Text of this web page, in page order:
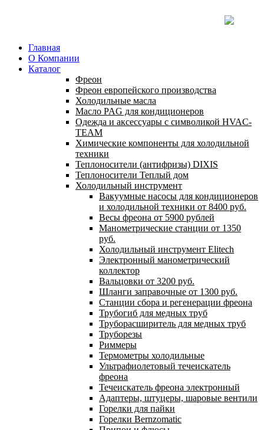
Главная
О Компании
Каталог
Фреон
Фреон европейского производства
Холодильные масла
Масло PAG для кондиционеров
Одежда и аксессуары с символикой HVAC-
TEAM
Химические компоненты для холодильной
техники
Теплоносители (антифризы) DIXIS
Теплоносители Теплый дом
Холодильный инструмент
Вакуумные насосы для кондиционеров
и холодильной техники от 8400 руб.
Весы фреона от 5900 рублей
Манометрические станции от 1350
руб.
Холодильный инструмент Elitech
Электронный манометрический
коллектор
Вальцовки от 3200 руб.
Шланги заправочные от 1300 руб.
Станции сбора и регенерации фреона
Трубогиб для медных труб
Труборасширитель для медных труб
Труборезы
Риммеры
Термометры холодильные
Ультрафиолетовый течеискатель
фреона
Течеискатель фреона электронный
Адаптеры, штуцеры, шаровые вентили
Горелки для пайки
Горелки Bernzomatic